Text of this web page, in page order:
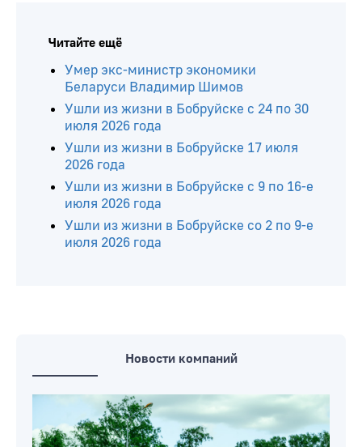
Читайте ещё
Умер экс-министр экономики
Беларуси Владимир Шимов
Ушли из жизни в Бобруйске с 24 по 30
июля 2026 года
Ушли из жизни в Бобруйске 17 июля
2026 года
Ушли из жизни в Бобруйске с 9 по 16-е
июля 2026 года
Ушли из жизни в Бобруйске со 2 по 9-е
июля 2026 года
Новости компаний